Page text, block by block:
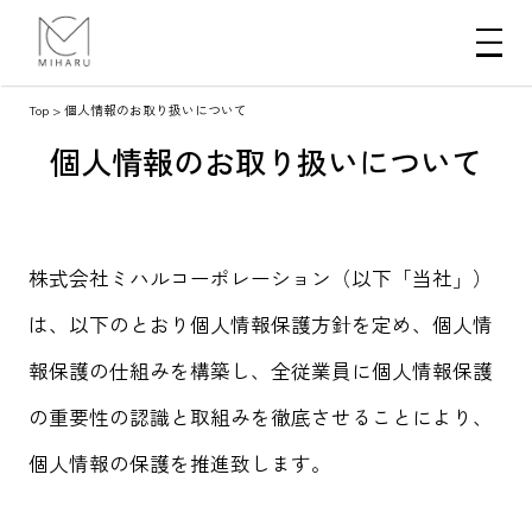
Top> 個人情報のお取り扱いについて
個人情報のお取り扱いについて
株式会社ミハルコーポレーション（以下「当社」）
は、以下のとおり個人情報保護方針を定め、個人情
報保護の仕組みを構築し、全従業員に個人情報保護
の重要性の認識と取組みを徹底させることにより、
個人情報の保護を推進致します。